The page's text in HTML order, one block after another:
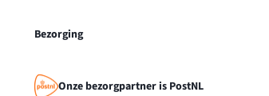
Bezorging
Onze bezorgpartner is PostNL